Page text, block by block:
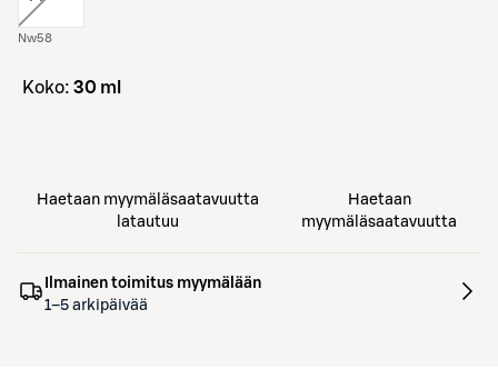
Nw58
koko: 30 ml
Haetaan myymäläsaatavuutta
latautuu
Haetaan
myymäläsaatavuutta
Ilmainen toimitus myymälään
1–5 arkipäivää